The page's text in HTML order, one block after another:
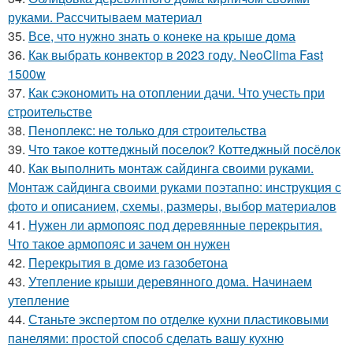
руками. Рассчитываем материал
35. Все, что нужно знать о конеке на крыше дома
36. Как выбрать конвектор в 2023 году. NeoClima Fast
1500w
37. Как сэкономить на отоплении дачи. Что учесть при
строительстве
38. Пеноплекс: не только для строительства
39. Что такое коттеджный поселок? Коттеджный посёлок
40. Как выполнить монтаж сайдинга своими руками.
Монтаж сайдинга своими руками поэтапно: инструкция с
фото и описанием, схемы, размеры, выбор материалов
41. Нужен ли армопояс под деревянные перекрытия.
Что такое армопояс и зачем он нужен
42. Перекрытия в доме из газобетона
43. Утепление крыши деревянного дома. Начинаем
утепление
44. Станьте экспертом по отделке кухни пластиковыми
панелями: простой способ сделать вашу кухню